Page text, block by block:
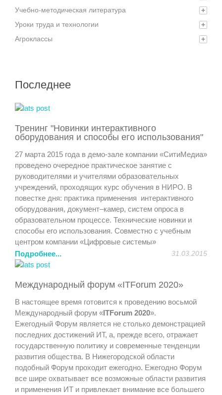
Учебно-методическая литература
+
Уроки труда и технологии
+
Агроклассы
+
Последнее
Тренинг "Новинки интерактивного
оборудования и способы его использования"
27 марта 2015 года в демо-зале компании «СитиМедиа»
проведено очередное практическое занятие с
руководителями и учителями образовательных
учреждений, проходящих курс обучения в НИРО. В
повестке дня: практика применения интерактивного
оборудования, документ–камер, систем опроса в
образовательном процессе. Технические новинки и
способы его использования. Совместно с учебным
центром компании «Цифровые системы»
продемонстрирована возможность дистанционного
обучения и совместная работа над проектами.
удовольствие от общения.
Подробнее... 31.03.2015
Международный форум «ITForum 2020»
В настоящее время готовится к проведению восьмой
Международный форум «ITForum 2020».
Ежегодный Форум является не столько демонстрацией
последних достижений ИТ, а, прежде всего, отражает
государственную политику и современные тенденции
развития общества. В Нижегородской области
подобный Форум проходит ежегодно. Ежегодно Форум
все шире охватывает все возможные области развития
и применения ИТ и привлекает внимание все большего